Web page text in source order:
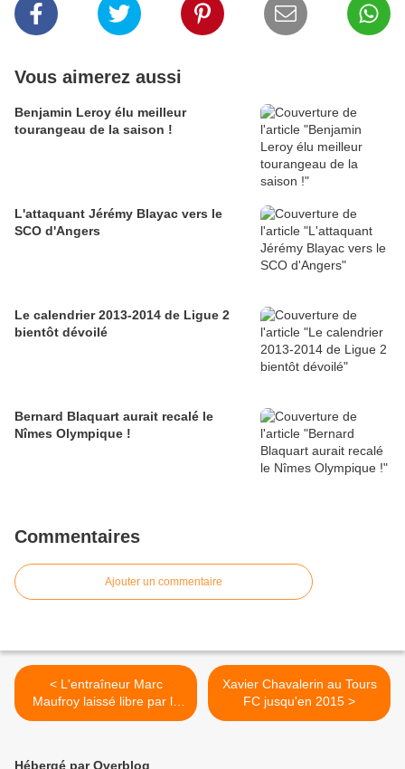
Vous aimerez aussi
Benjamin Leroy élu meilleur
tourangeau de la saison !
L'attaquant Jérémy Blayac vers le
SCO d'Angers
Le calendrier 2013-2014 de Ligue 2
bientôt dévoilé
Bernard Blaquart aurait recalé le
Nîmes Olympique !
Commentaires
Ajouter un commentaire
< L'entraîneur Marc
Maufroy laissé libre par le
Tours FC
Xavier Chavalerin au Tours
FC jusqu'en 2015 >
Hébergé par Overblog